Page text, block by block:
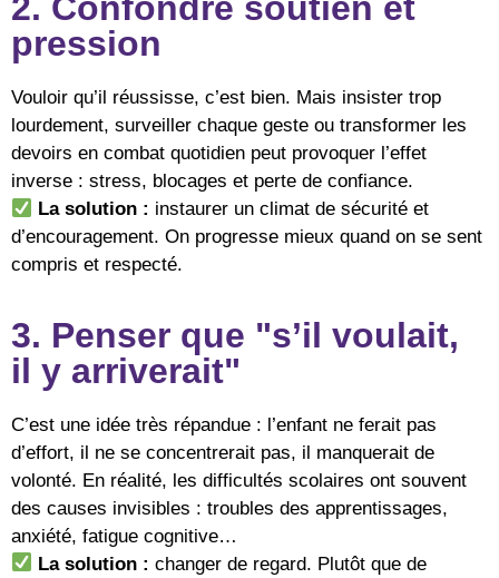
pression
Vouloir qu’il réussisse, c’est bien. Mais insister trop
lourdement, surveiller chaque geste ou transformer les
devoirs en combat quotidien peut provoquer l’effet
inverse : stress, blocages et perte de confiance.
La solution : instaurer un climat de sécurité et
d’encouragement. On progresse mieux quand on se sent
compris et respecté.
3. Penser que "s’il voulait,
il y arriverait"
C’est une idée très répandue : l’enfant ne ferait pas
d’effort, il ne se concentrerait pas, il manquerait de
volonté. En réalité, les difficultés scolaires ont souvent
des causes invisibles : troubles des apprentissages,
anxiété, fatigue cognitive…
La solution : changer de regard. Plutôt que de